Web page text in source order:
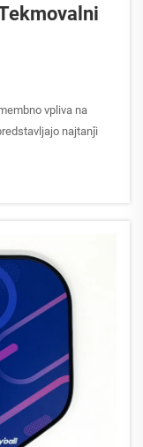
vpliva na
najtanǰi
se 14 mm
alternativami...